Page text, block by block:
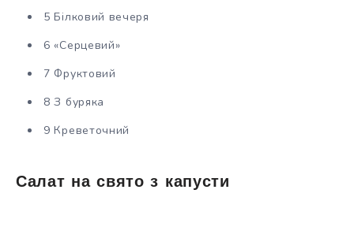
5 Білковий вечеря
6 «Серцевий»
7 Фруктовий
8 З буряка
9 Креветочний
Салат на свято з капусти